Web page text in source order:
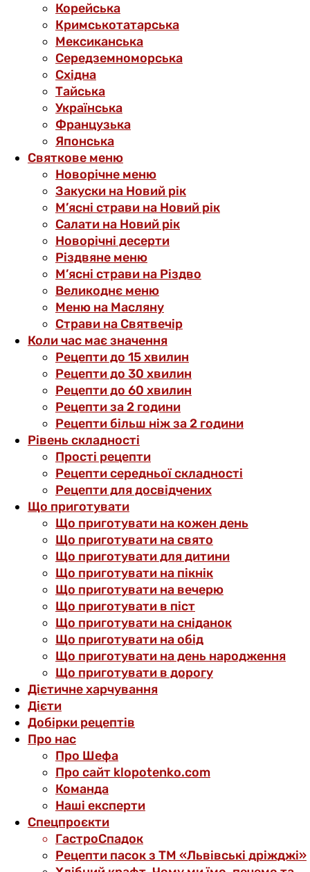
Корейська
Кримськотатарська
Мексиканська
Середземноморська
Східна
Тайська
Українська
Французька
Японська
Святкове меню
Новорічне меню
Закуски на Новий рік
М’ясні страви на Новий рік
Салати на Новий рік
Новорічні десерти
Різдвяне меню
М’ясні страви на Різдво
Великоднє меню
Меню на Масляну
Страви на Святвечір
Коли час має значення
Рецепти до 15 хвилин
Рецепти до 30 хвилин
Рецепти до 60 хвилин
Рецепти за 2 години
Рецепти більш ніж за 2 години
Рівень складності
Прості рецепти
Рецепти середньої складності
Рецепти для досвідчених
Що приготувати
Що приготувати на кожен день
Що приготувати на свято
Що приготувати для дитини
Що приготувати на пікнік
Що приготувати на вечерю
Що приготувати в піст
Що приготувати на сніданок
Що приготувати на обід
Що приготувати на день народження
Що приготувати в дорогу
Дієтичне харчування
Дієти
Добірки рецептів
Про нас
Про Шефа
Про сайт klopotenko.com
Команда
Наші експерти
Спецпроєкти
ГастроСпадок
Рецепти пасок з ТМ «Львівські дріжджі»